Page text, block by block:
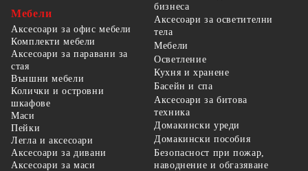
Мебели
Аксесоари за офис мебели
Комплекти мебели
Аксесоари за паравани за
стая
Външни мебели
Колички и островни
шкафове
Маси
Пейки
Легла и аксесоари
Аксесоари за дивани
Аксесоари за маси
бизнеса
Аксесоари за осветителни
тела
Мебели
Осветление
Кухня и хранене
Басейн и спа
Аксесоари за битова
техника
Домакински уреди
Домакински пособия
Безопасност при пожар,
наводнение и обгазяване